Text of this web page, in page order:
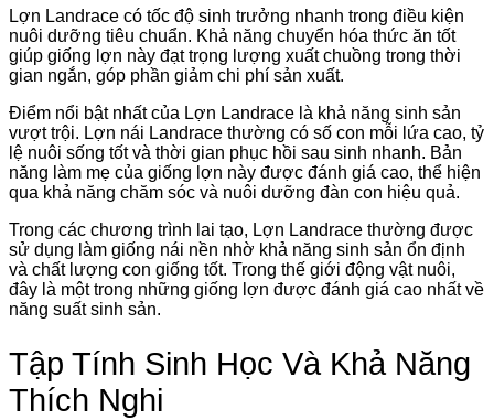
Lợn Landrace có tốc độ sinh trưởng nhanh trong điều kiện
nuôi dưỡng tiêu chuẩn. Khả năng chuyển hóa thức ăn tốt
giúp giống lợn này đạt trọng lượng xuất chuồng trong thời
gian ngắn, góp phần giảm chi phí sản xuất.
Điểm nổi bật nhất của Lợn Landrace là khả năng sinh sản
vượt trội. Lợn nái Landrace thường có số con mỗi lứa cao, tỷ
lệ nuôi sống tốt và thời gian phục hồi sau sinh nhanh. Bản
năng làm mẹ của giống lợn này được đánh giá cao, thể hiện
qua khả năng chăm sóc và nuôi dưỡng đàn con hiệu quả.
Trong các chương trình lai tạo, Lợn Landrace thường được
sử dụng làm giống nái nền nhờ khả năng sinh sản ổn định
và chất lượng con giống tốt. Trong thế giới động vật nuôi,
đây là một trong những giống lợn được đánh giá cao nhất về
năng suất sinh sản.
Tập Tính Sinh Học Và Khả Năng
Thích Nghi